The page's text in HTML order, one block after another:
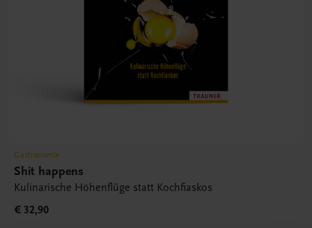
Gastronomie
Shit happens
Kulinarische Höhenflüge statt Kochfiaskos
€ 32,90